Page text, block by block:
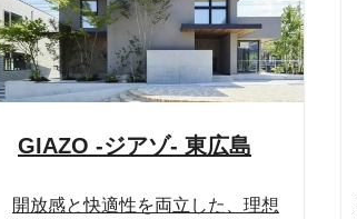
GIAZO -ジアゾ- 東広島
開放感と快適性を両立した、理想